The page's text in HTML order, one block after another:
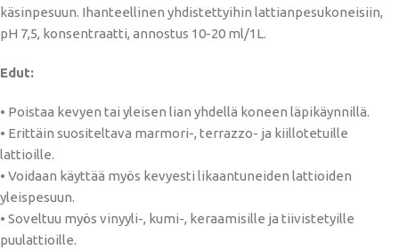
käsinpesuun. Ihanteellinen yhdistettyihin lattianpesukoneisiin,
pH 7,5, konsentraatti, annostus 10-20 ml/1L.
Edut:
• Poistaa kevyen tai yleisen lian yhdellä koneen läpikäynnillä.
• Erittäin suositeltava marmori-, terrazzo- ja kiillotetuille
lattioille.
• Voidaan käyttää myös kevyesti likaantuneiden lattioiden
yleispesuun.
• Soveltuu myös vinyyli-, kumi-, keraamisille ja tiivistetyille
puulattioille.